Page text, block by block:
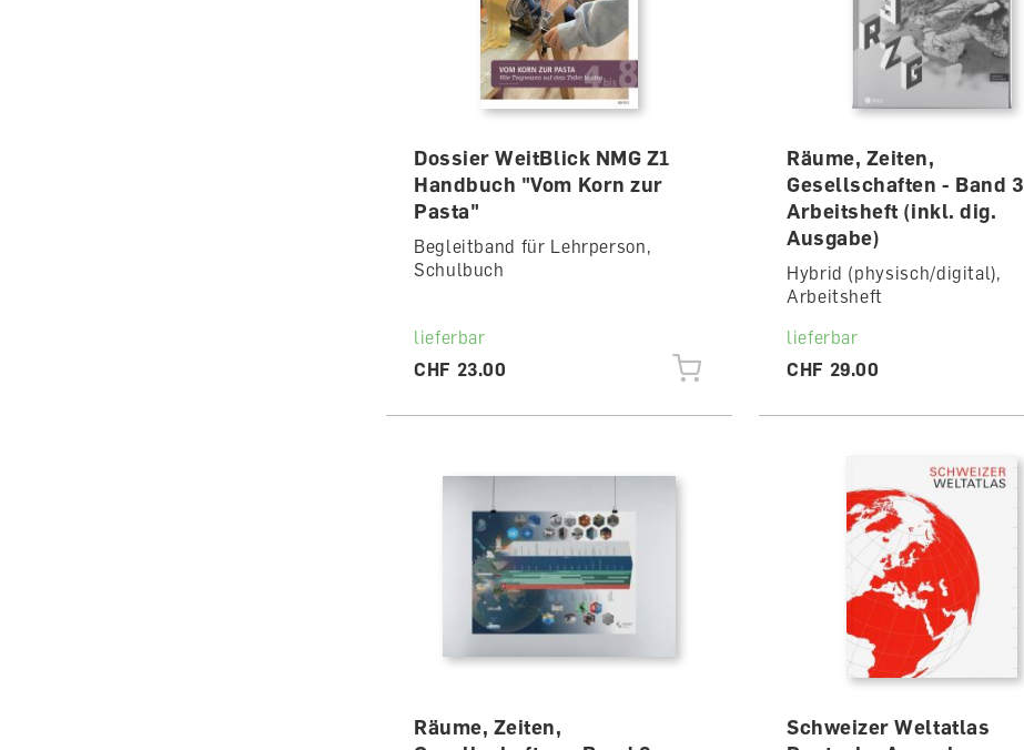
Dossier WeitBlick NMG Z1
Handbuch "Vom Korn zur
Pasta"
Begleitband für Lehrperson,
Schulbuch
lieferbar
CHF 23.00
Räume, Zeiten,
Gesellschaften - Band 3
Arbeitsheft (inkl. dig.
Ausgabe)
Hybrid (physisch/digital),
Arbeitsheft
lieferbar
CHF 29.00
Räume, Zeiten,
Schweizer Weltatlas